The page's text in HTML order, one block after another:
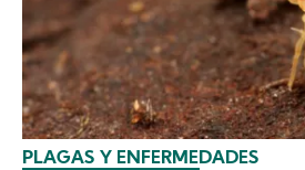
PLAGAS Y ENFERMEDADES